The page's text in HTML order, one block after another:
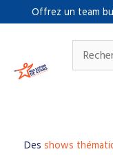
Offrez un team
au
Des shows